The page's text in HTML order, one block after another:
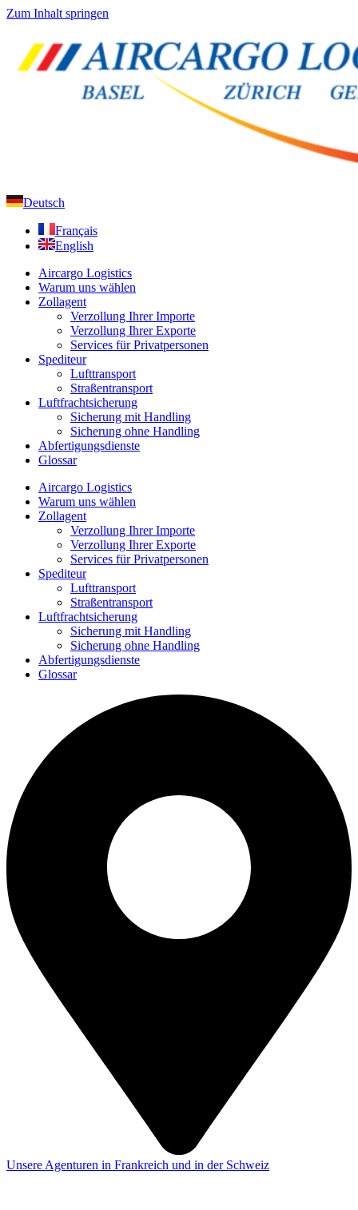
Zum Inhalt springen
Deutsch
Français
English
Aircargo Logistics
Warum uns wählen
Zollagent
Verzollung Ihrer Importe
Verzollung Ihrer Exporte
Services für Privatpersonen
Spediteur
Lufttransport
Straßentransport
Luftfrachtsicherung
Sicherung mit Handling
Sicherung ohne Handling
Abfertigungsdienste
Glossar
Aircargo Logistics
Warum uns wählen
Zollagent
Verzollung Ihrer Importe
Verzollung Ihrer Exporte
Services für Privatpersonen
Spediteur
Lufttransport
Straßentransport
Luftfrachtsicherung
Sicherung mit Handling
Sicherung ohne Handling
Abfertigungsdienste
Glossar
Unsere Agenturen in Frankreich und in der Schweiz